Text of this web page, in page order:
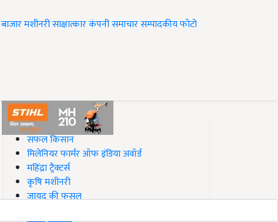
बाजारमशीनरीसाक्षात्कारकंपनी समाचारसम्पादकीयफोटो
#Top on Krishi Jagran
सफल किसान
मिलेनियर फार्मर ऑफ इंडिया अवॉर्ड
महिंद्रा ट्रैक्टर्स
कृषि मशीनरी
जायद की फसल